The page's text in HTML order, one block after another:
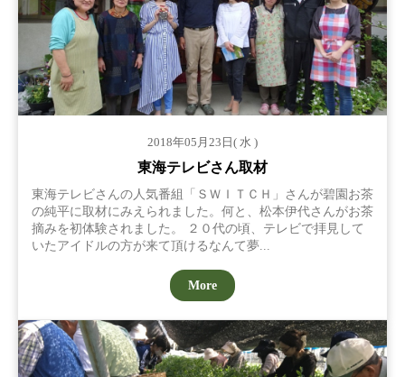
2018年05月23日( 水 )
東海テレビさん取材
東海テレビさんの人気番組「ＳＷＩＴＣＨ」さんが碧園お茶
の純平に取材にみえられました。何と、松本伊代さんがお茶
摘みを初体験されました。 ２０代の頃、テレビで拝見して
いたアイドルの方が来て頂けるなんて夢...
More